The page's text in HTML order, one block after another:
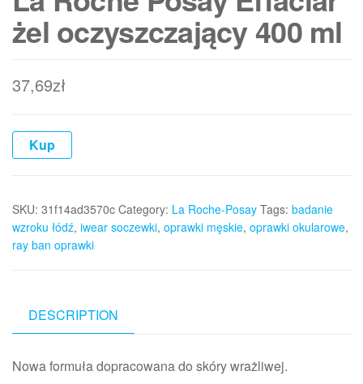
żel oczyszczający 400 ml
37,69zł
Kup
SKU: 31f14ad3570c Category: La Roche-Posay Tags: badanie
wzroku łódź, iwear soczewki, oprawki męskie, oprawki okularowe,
ray ban oprawki
DESCRIPTION
Nowa formuła dopracowana do skóry wrażliwej.